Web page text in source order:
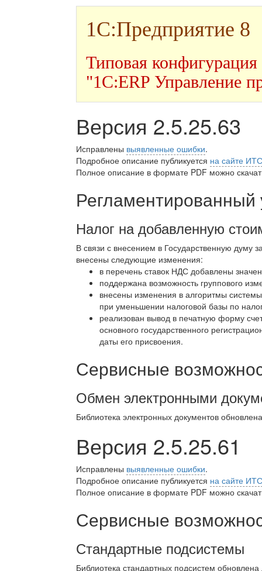
1С:Предприятие 8
Типовая конфигурация
"1С:ERP Управление
Версия 2.5.25.63
Исправлены выявленные ошибки.
Подробное описание публикуется на сайте ИТС
Полное описание в формате PDF можно
Регламентированный
Налог на добавленную
В связи с внесением в Государственную думу
внесены следующие изменения:
в перечень ставок НДС добавлены
поддержана возможность группового
внесены изменения в алгоритмы
при уменьшении налоговой базы по
реализован вывод в печатную форму
основного государственного
даты его присвоения.
Сервисные
Обмен электронными
Библиотека электронных документов
Версия 2.5.25.61
Исправлены выявленные ошибки.
Подробное описание публикуется на сайте ИТС
Полное описание в формате PDF можно
Сервисные
Стандартные подсистемы
Библиотека стандартных подсистем